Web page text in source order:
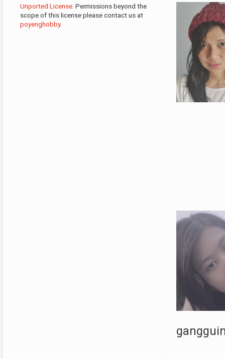
Unported License . Permissions beyond the
scope of this license please contact us at
poyenghobby.